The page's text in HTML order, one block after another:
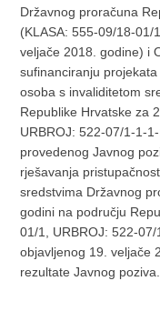
Državnog proračuna
(KLASA: 555-09/18-01/
veljače 2018. godine) i
sufinanciranju
osoba s invaliditetom
Republike Hrvatske za
URBROJ: 522-07/1-1-
provedenog Javnog
rješavanja
sredstvima Državnog
godini na području
01/1, URBROJ: 522-
objavljenog 19. veljače
rezultate Javnog poziva.